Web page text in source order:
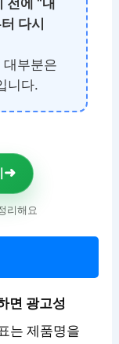
전에 “내
다시
부분은
니다.
➜
리해요
면 광고성
는 제품명을